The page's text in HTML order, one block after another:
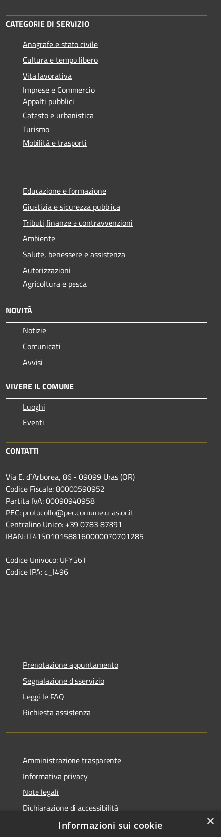
CATEGORIE DI SERVIZIO
Anagrafe e stato civile
Cultura e tempo libero
Vita lavorativa
Imprese e Commercio
Appalti pubblici
Catasto e urbanistica
Turismo
Mobilità e trasporti
Educazione e formazione
Giustizia e sicurezza pubblica
Tributi,finanze e contravvenzioni
Ambiente
Salute, benessere e assistenza
Autorizzazioni
Agricoltura e pesca
NOVITÀ
Notizie
Comunicati
Avvisi
VIVERE IL COMUNE
Luoghi
Eventi
CONTATTI
Via E. d´Arborea, 86 - 09099 Uras (OR)
Codice Fiscale: 80000590952
Partita IVA: 00090940958
PEC: protocollo@pec.comune.uras.or.it
Centralino Unico: +39 0783 87891
IBAN: IT41S0101588160000070701285
Codice Univoco: UFYG6T
Codice IPA: c_l496
Prenotazione appuntamento
Segnalazione disservizio
Leggi le FAQ
Richiesta assistenza
Amministrazione trasparente
Informativa privacy
Note legali
Dichiarazione di accessibilità
×
Informazioni sui cookie